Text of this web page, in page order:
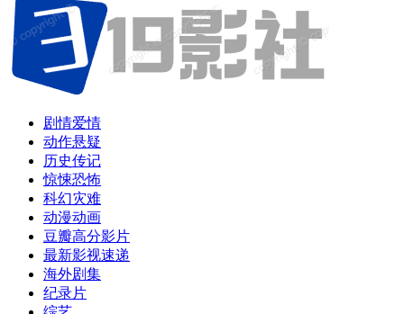
剧情爱情
动作悬疑
历史传记
惊悚恐怖
科幻灾难
动漫动画
豆瓣高分影片
最新影视速递
海外剧集
纪录片